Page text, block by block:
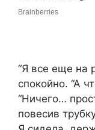
“Я все еще на
спокойно. “А
“Ничего…
повесив